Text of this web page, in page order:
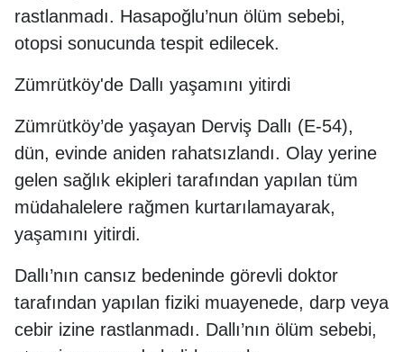
rastlanmadı. Hasapoğlu’nun ölüm sebebi,
otopsi sonucunda tespit edilecek.
Zümrütköy'de Dallı yaşamını yitirdi
Zümrütköy’de yaşayan Derviş Dallı (E-54),
dün, evinde aniden rahatsızlandı. Olay yerine
gelen sağlık ekipleri tarafından yapılan tüm
müdahalelere rağmen kurtarılamayarak,
yaşamını yitirdi.
Dallı’nın cansız bedeninde görevli doktor
tarafından yapılan fiziki muayenede, darp veya
cebir izine rastlanmadı. Dallı’nın ölüm sebebi,